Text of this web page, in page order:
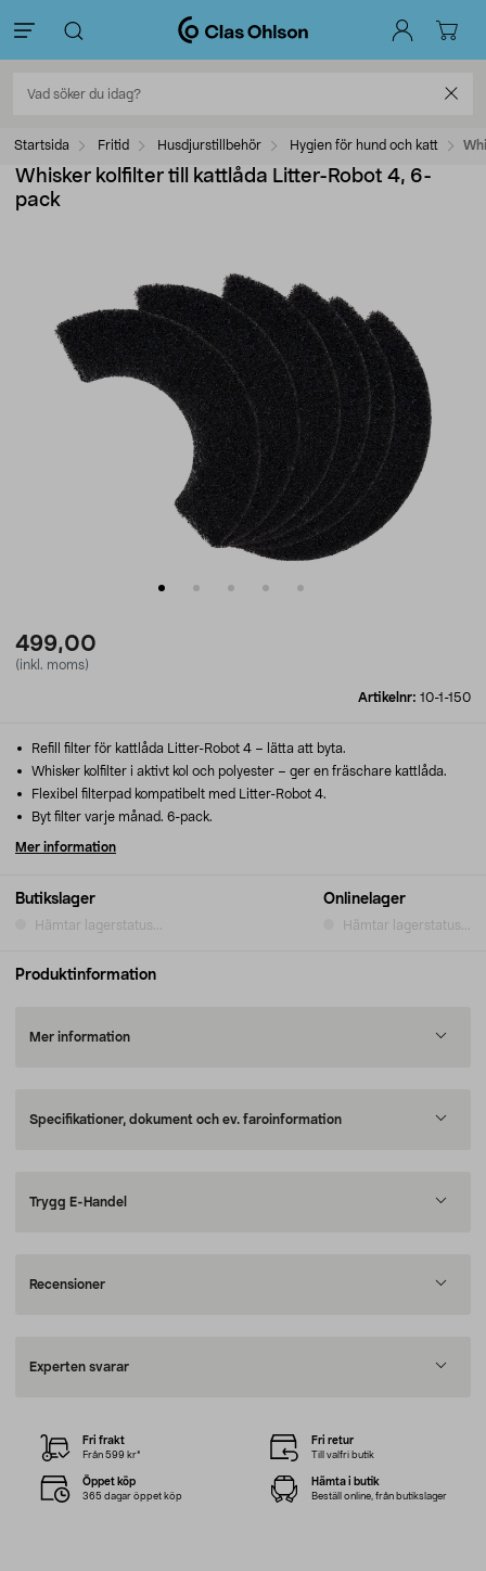
Startsida Fritid Husdjurstillbehör Hygien för hund och katt
Whisker kolfilter till kattlåda Litter-Robot 4, 6-
pack
499,00
(inkl. moms)
Artikelnr: 10-1-150
Butikslager
Hämtar lagerstatus...
Onlinelager
Hämtar lagerstatus...
Refill filter för kattlåda Litter-Robot 4 – lätta att byta.
Whisker kolfilter i aktivt kol och polyester – ger en fräschare kattlåda.
Flexibel filterpad kompatibelt med Litter-Robot 4.
Byt filter varje månad. 6-pack.
Mer information
Produktinformation
Mer information
Specifikationer, dokument och ev. faroinformation
Trygg E-Handel
Recensioner
Experten svarar
Fri frakt
Från 599 kr*
Fri retur
Till valfri butik
Öppet köp
365 dagar öppet köp
Hämta i butik
Beställ online, från butikslager